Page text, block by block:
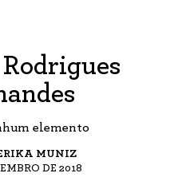
elemento
MUNIZ
DE 2018